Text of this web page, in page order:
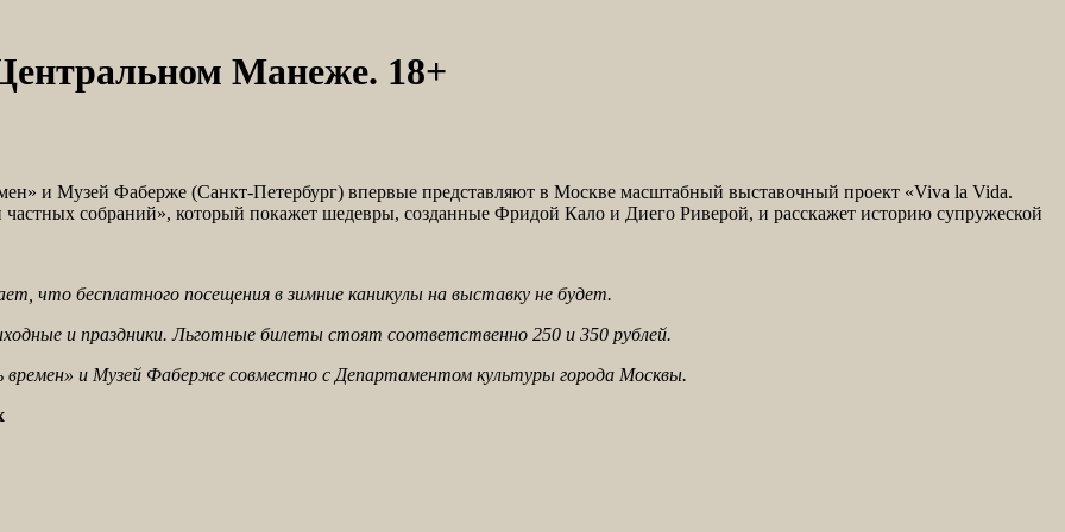
Манеже. 18+
и Музей Фаберже (Санкт-Петербург) впервые представляют в Москве масштабный выставочный проект «Viva la Vida.
собраний», который покажет шедевры, созданные Фридой Кало и Диего Риверой, и расскажет историю супружеской
что бесплатного посещения в зимние каникулы на выставку не будет.
и праздники. Льготные билеты стоят соответственно 250 и 350 рублей.
и Музей Фаберже совместно с Департаментом культуры города Москвы.